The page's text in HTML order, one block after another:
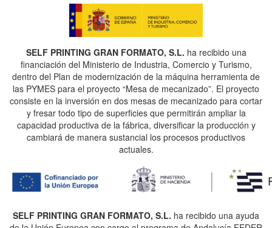
SELF PRINTING GRAN FORMATO, S.L. ha recibido una
financiación del Ministerio de Industria, Comercio y Turismo,
dentro del Plan de modernización de la máquina herramienta de
las PYMES para el proyecto “Mesa de mecanizado”. El proyecto
consiste en la inversión en dos mesas de mecanizado para cortar
y fresar todo tipo de superficies que permitirán ampliar la
capacidad productiva de la fábrica, diversificar la producción y
cambiará de manera sustancial los procesos productivos
actuales.
SELF PRINTING GRAN FORMATO, S.L. ha recibido una ayuda